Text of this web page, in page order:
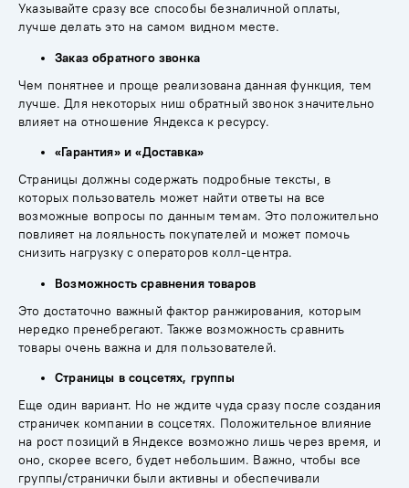
Указывайте сразу все способы безналичной оплаты,
лучше делать это на самом видном месте.
Заказ обратного звонка
Чем понятнее и проще реализована данная функция, тем
лучше. Для некоторых ниш обратный звонок значительно
влияет на отношение Яндекса к ресурсу.
«Гарантия» и «Доставка»
Страницы должны содержать подробные тексты, в
которых пользователь может найти ответы на все
возможные вопросы по данным темам. Это положительно
повлияет на лояльность покупателей и может помочь
снизить нагрузку с операторов колл-центра.
Возможность сравнения товаров
Это достаточно важный фактор ранжирования, которым
нередко пренебрегают. Также возможность сравнить
товары очень важна и для пользователей.
Страницы в соцсетях, группы
Еще один вариант. Но не ждите чуда сразу после создания
страничек компании в соцсетях. Положительное влияние
на рост позиций в Яндексе возможно лишь через время, и
оно, скорее всего, будет небольшим. Важно, чтобы все
группы/странички были активны и обеспечивали